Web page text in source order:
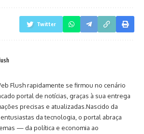
Twitter
Flush rapidamente se firmou no cenário
portal de notícias, graças à sua entrega
precisas e atualizadas.Nascido da
da tecnologia, o portal abraça
— da política e economia ao